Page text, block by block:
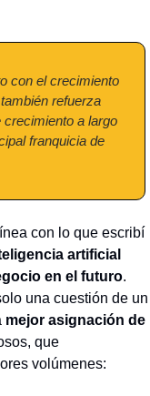
con el crecimiento
refuerza
a largo
franquicia de
con lo que escribí
artificial
en el futuro.
una cuestión de un
mejor asignación de
que
volúmenes: